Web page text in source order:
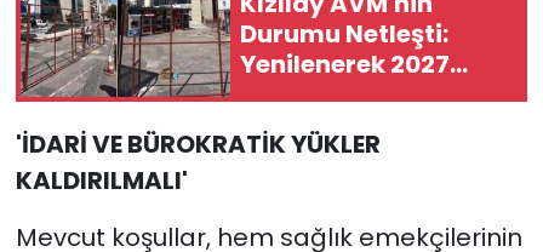
Durumu Netleşti:
Yenilenerek 2027
Yılında Kapılarını
Tekrar Açacak
'İDARİ VE BÜROKRATİK YÜKLER
KALDIRILMALI'
Mevcut koşullar, hem sağlık emekçilerinin